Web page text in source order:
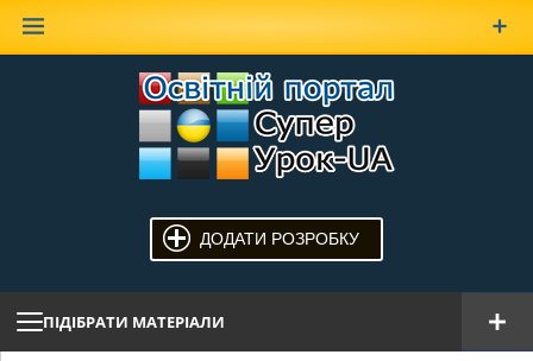
ДОДАТИ РОЗРОБКУ
ПІДІБРАТИ МАТЕРІАЛИ